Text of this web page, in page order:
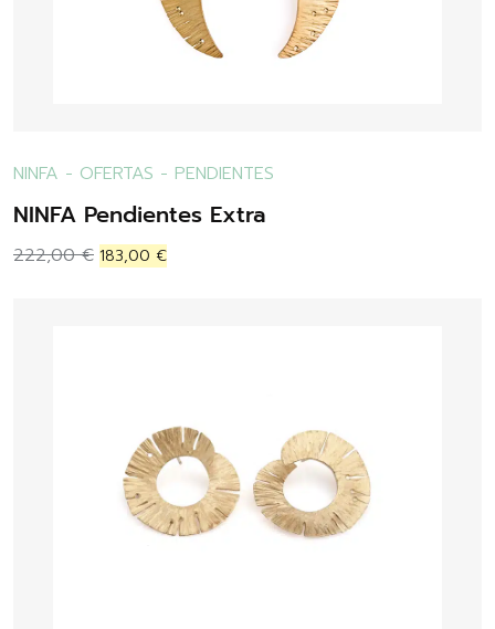
NINFA - OFERTAS - PENDIENTES
NINFA Pendientes Extra
222,00€ 183,00 €